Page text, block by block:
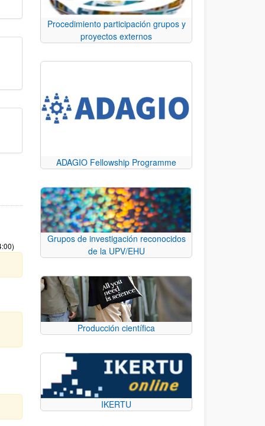
Procedimiento participación grupos y
proyectos externos
ADAGIO Fellowship Programme
Grupos de investigación reconocidos
de la UPV/EHU
Producción científica
IKERTU